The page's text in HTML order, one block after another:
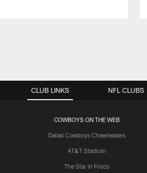
CLUB LINKS
COWBOYS ON THE WEB
Dallas Cowboys Cheerleaders
AT&T Stadium
The Star in Frisco
NFL CLUBS